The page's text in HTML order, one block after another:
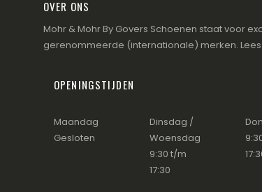
OVER ONS
Mohr & Mohr By Govers Schoenen staat voor
gerenommeerde (internationale) merken.
OPENINGSTIJDEN
Maandag
Gesloten
Dinsdag /
Woensdag
9:30 t/m
17:30